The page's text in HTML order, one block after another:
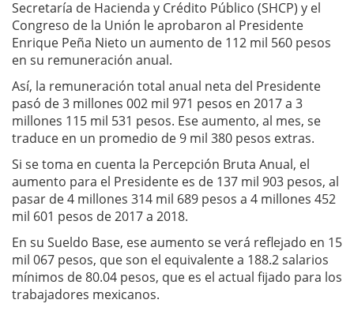
Secretaría de Hacienda y Crédito Público (SHCP) y el
Congreso de la Unión le aprobaron al Presidente
Enrique Peña Nieto un aumento de 112 mil 560 pesos
en su remuneración anual.
Así, la remuneración total anual neta del Presidente
pasó de 3 millones 002 mil 971 pesos en 2017 a 3
millones 115 mil 531 pesos. Ese aumento, al mes, se
traduce en un promedio de 9 mil 380 pesos extras.
Si se toma en cuenta la Percepción Bruta Anual, el
aumento para el Presidente es de 137 mil 903 pesos, al
pasar de 4 millones 314 mil 689 pesos a 4 millones 452
mil 601 pesos de 2017 a 2018.
En su Sueldo Base, ese aumento se verá reflejado en 15
mil 067 pesos, que son el equivalente a 188.2 salarios
mínimos de 80.04 pesos, que es el actual fijado para los
trabajadores mexicanos.